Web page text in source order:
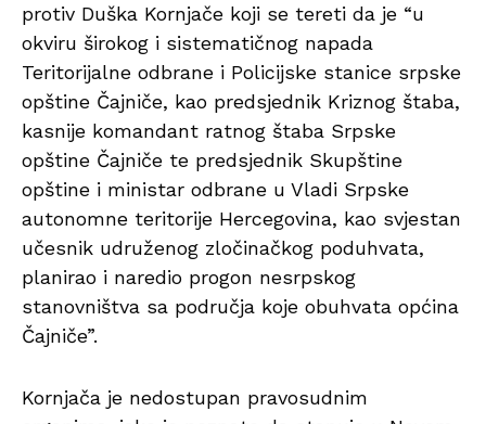
protiv Duška Kornjače koji se tereti da je “u
okviru širokog i sistematičnog napada
Teritorijalne odbrane i Policijske stanice srpske
opštine Čajniče, kao predsjednik Kriznog štaba,
kasnije komandant ratnog štaba Srpske
opštine Čajniče te predsjednik Skupštine
opštine i ministar odbrane u Vladi Srpske
autonomne teritorije Hercegovina, kao svjestan
učesnik udruženog zločinačkog poduhvata,
planirao i naredio progon nesrpskog
stanovništva sa područja koje obuhvata općina
Čajniče”.
Kornjača je nedostupan pravosudnim